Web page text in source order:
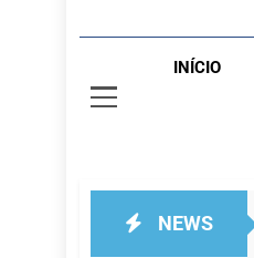
INÍCIO
NEWS